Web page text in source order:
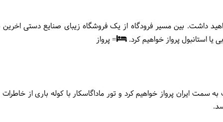
داشت. بین مسیر فرودگاه از یک فروشگاه زیبای صنایع دستی اخرین
استانبول پرواز خواهیم کرد.
= پرواز
سمت ایران پرواز خواهیم کرد و تور ماداگاسکار با کوله باری از